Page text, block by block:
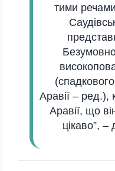
тими
Аравії – ред.),
Аравії, що
цікаво”,